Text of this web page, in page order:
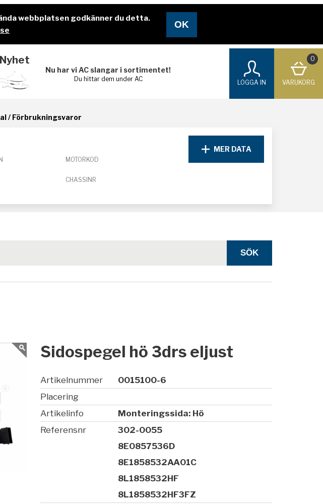
webbplatsen godkänner du detta.
Nyhet
Nu har vi AC slangar i sortimentet!
Du hittar dem under AC
LOGGA IN
0
VARUKORG
/ Förbrukningsvaror
MOTORKOD
CHASSINR
MER DATA
Sidospegel hö 3drs eljust
Artikelnummer
0015100-6
Placering
Artikelinfo
Monteringssida: Hö
Referensnr
302-0055
8E0857536D
8E1858532AA01C
8L1858532HF
8L1858532HF3FZ